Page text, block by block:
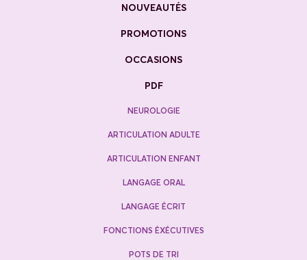
NOUVEAUTÉS
PROMOTIONS
OCCASIONS
PDF
NEUROLOGIE
ARTICULATION ADULTE
ARTICULATION ENFANT
LANGAGE ORAL
LANGAGE ÉCRIT
FONCTIONS ÉXÉCUTIVES
POTS DE TRI